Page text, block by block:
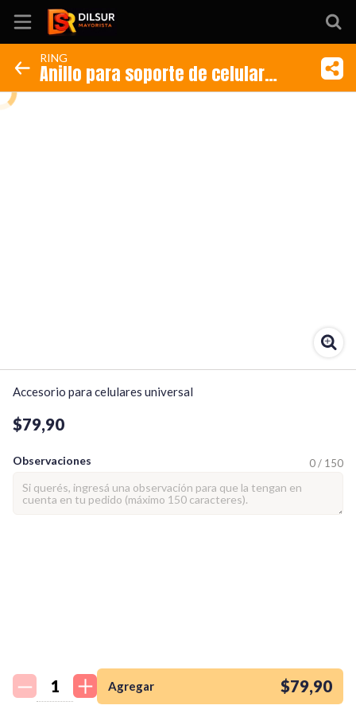
Inicio
tienda así para mi
emprendimiento!
RING
Anillo para soporte de celular
(Código: RING) (Copia)
Accesorio para celulares universal
$79,90
Observaciones 0 / 150
Agregar $79,90